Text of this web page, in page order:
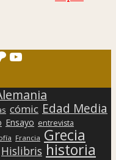
YouTube
cómic Edad Media
Ensayo entrevista
Francia Grecia
Hislibris historia